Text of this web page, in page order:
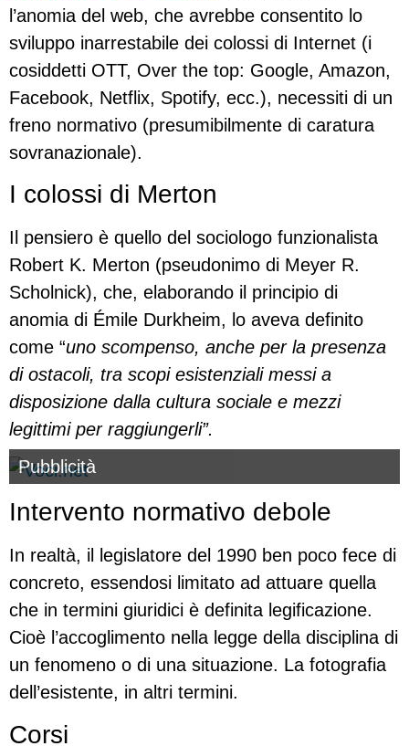
l’anomia del web, che avrebbe consentito lo
sviluppo inarrestabile dei colossi di Internet (i
cosiddetti OTT, Over the top: Google, Amazon,
Facebook, Netflix, Spotify, ecc.), necessiti di un
freno normativo (presumibilmente di caratura
sovranazionale).
I colossi di Merton
Il pensiero è quello del sociologo funzionalista
Robert K. Merton (pseudonimo di Meyer R.
Scholnick), che, elaborando il principio di
anomia di Émile Durkheim, lo aveva definito
come “uno scompenso, anche per la presenza
di ostacoli, tra scopi esistenziali messi a
disposizione dalla cultura sociale e mezzi
legittimi per raggiungerli”.
Pubblicità
Intervento normativo debole
In realtà, il legislatore del 1990 ben poco fece di
concreto, essendosi limitato ad attuare quella
che in termini giuridici è definita legificazione.
Cioè l’accoglimento nella legge della disciplina di
un fenomeno o di una situazione. La fotografia
dell’esistente, in altri termini.
Corsi